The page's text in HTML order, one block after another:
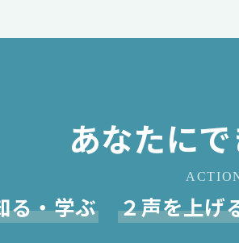
あなたに
る・学ぶ ２声を上げ